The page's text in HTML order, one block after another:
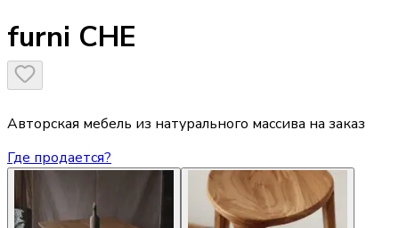
furni CHE
Авторская мебель из натурального массива на заказ
Где продается?